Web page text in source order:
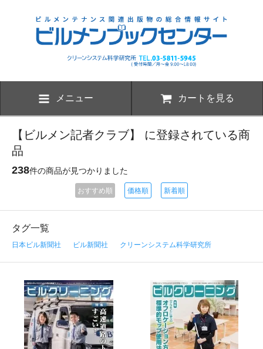
メニュー カートを見る
【ビルメン記者クラブ】 に登録されている商
品
238件の商品が見つかりました
おすすめ順 価格順 新着順
タグ一覧
日本ビル新聞社 ビル新聞社 クリーンシステム科学研究所